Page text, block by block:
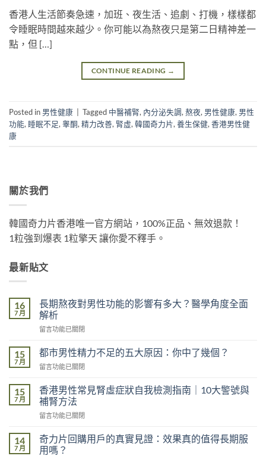
香港人生活節奏急速，加班、夜生活、追劇、打機，樣樣都
令睡眠時間越來越少。你可能以為熬夜只是第二日精神差一
點，但 […]
CONTINUE READING →
Posted in 男性健康 Tagged 中醫補腎, 內分泌失調, 熬夜, 男性健康, 男性
功能, 睡眠不足, 睾酮, 精力改善, 腎虛, 韓國奇力片, 養生保健, 香港男性健
康
關於我們
韓國奇力片香港唯一官方網站，100%正品、無效退款！
1粒強到爆表 1粒擎天 讓你愛不釋手。
最新貼文
16
7 月
長期熬夜對男性功能的影響有多大？醫學角度全面
解析
在
期
熬
夜
男
性
能
影
響
留言功能已關閉
15
7 月
都市男性精力不足的五大原因：你中了幾個？
在
市
男
性
精
不
足
的
留言功能已關閉
15
7 月
香港男性常見腎虛症狀自我檢測指南｜10大警號與
補腎方法
在
港
男
性
留言功能已關閉
14
7 月
奇力片回購用戶的真實見證：效果真的值得長期服
用嗎？